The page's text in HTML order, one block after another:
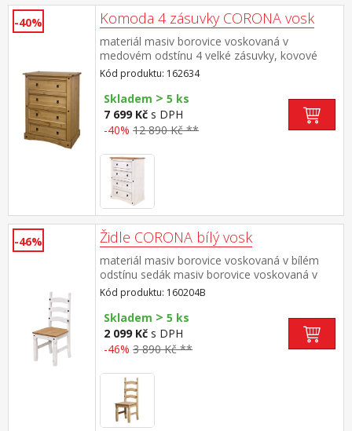
-40% Komoda 4 zásuvky CORONA vosk
materiál masiv borovice voskovaná v
medovém odstínu 4 velké zásuvky, kovové
ozdobné úchytky součást sestavy Corona
Kód produktu: 162634
Skladem > 5 ks
7 699 Kč s DPH
-40% 12 890 Kč **
-46% Židle CORONA bílý vosk
materiál masiv borovice voskovaná v bílém
odstínu sedák masiv borovice voskovaná v
medovém odstínu výška sedu 46 cm součást
sestavy Corona bílá
Kód produktu: 160204B
Skladem > 5 ks
2 099 Kč s DPH
-46% 3 890 Kč **